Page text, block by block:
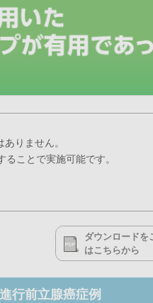
りません。
ることで実施可能です。
ダウンロードを
はこちらから
行前立腺癌症例